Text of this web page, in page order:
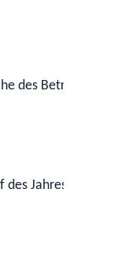
des Betrages fest,
Jahres, in dem